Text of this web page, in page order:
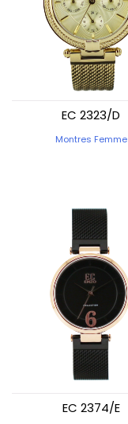
EC 2323/D
Montres Femme
EC 2374/E